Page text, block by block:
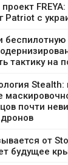
с
тактику на
Stealth:
почти
дронов
от
будущее